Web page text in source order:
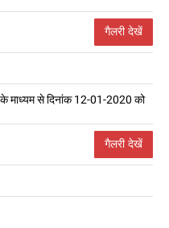
गैलरी देखें
के माध्यम से दिनांक 12-01-2020 को
गैलरी देखें